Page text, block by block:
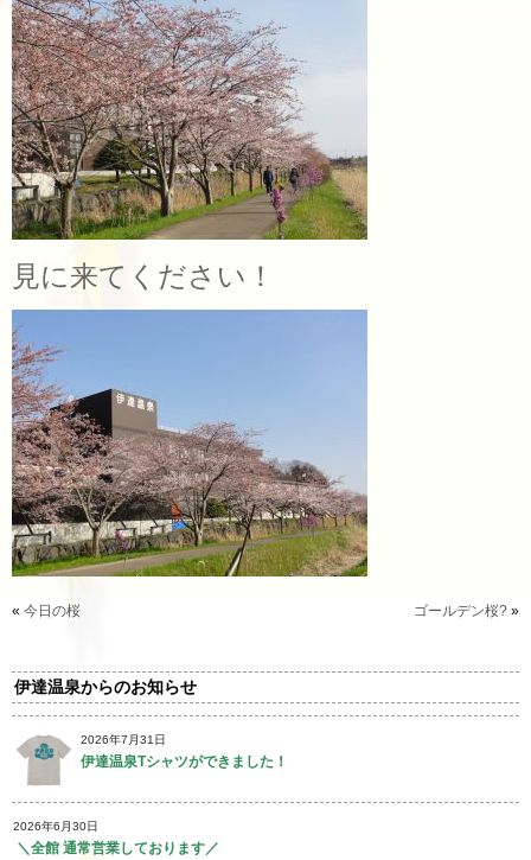
見に来てください！
« 今日の桜 ゴールデン桜? »
伊達温泉からのお知らせ
2026年7月31日
伊達温泉Tシャツができました！
2026年6月30日
＼全館 通常営業しております／